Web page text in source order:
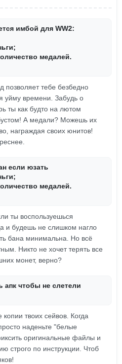
имбой для WW2:
медалей.
позволяет тебе безбедно
уйму времени. Забудь о
ты как будто на лютом
А медали? Можешь их
награждая своих юнитов!
если юзать
медалей.
ты воспользуешься
и будешь не слишком нагло
бана минимальна. Но всё
Никто не хочет терять все
монет, верно?
апк чтобы не слетели
твоих сейвов. Когда
наденьте "белые
оригинальные файлы и
строго по инструкции. Чтоб